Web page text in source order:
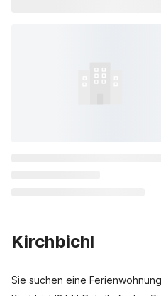
Kirchbichl
Sie suchen eine